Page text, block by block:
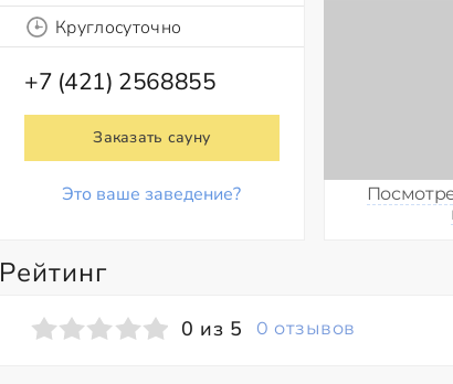
Круглосуточно
+7 (421) 2568855
Заказать сауну
Это ваше заведение?
Рейтинг
0 из 5 0 отзывов